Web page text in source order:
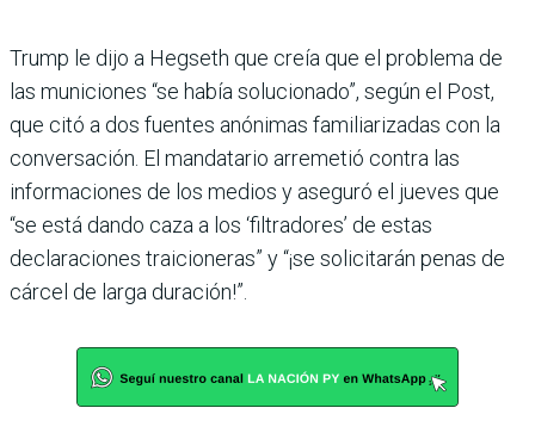
Trump le dijo a Hegseth que creía que el problema de
las municiones “se había solucionado”, según el Post,
que citó a dos fuentes anónimas familiarizadas con la
conversación. El mandatario arremetió contra las
informaciones de los medios y aseguró el jueves que
“se está dando caza a los ‘filtradores’ de estas
declaraciones traicioneras” y “¡se solicitarán penas de
cárcel de larga duración!”.